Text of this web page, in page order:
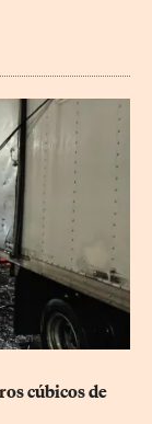
cúbicos de